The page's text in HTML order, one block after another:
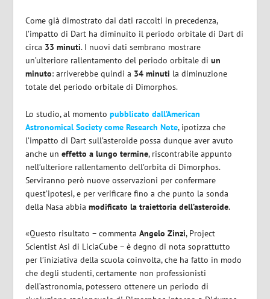
Come già dimostrato dai dati raccolti in precedenza,
l’impatto di Dart ha diminuito il periodo orbitale di Dart di
circa 33 minuti. I nuovi dati sembrano mostrare
un’ulteriore rallentamento del periodo orbitale diun
minuto: arriverebbe quindi a 34 minuti la diminuzione
totale del periodo orbitale di Dimorphos.
Lo studio, al momentopubblicato dall’American
Astronomical Society come Research Note, ipotizza che
l’impatto di Dart sull’asteroide possa dunque aver avuto
anche uneffetto a lungo termine, riscontrabile appunto
nell’ulteriore rallentamento dell’orbita di Dimorphos.
Serviranno però nuove osservazioni per confermare
quest’ipotesi, e per verificare fino a che punto la sonda
della Nasa abbiamodificato la traiettoria dell’asteroide.
«Questo risultato – commentaAngelo Zinzi, Project
Scientist Asi di LiciaCube – è degno di nota soprattutto
per l’iniziativa della scuola coinvolta, che ha fatto in modo
che degli studenti, certamente non professionisti
dell’astronomia, potessero ottenere un periodo di